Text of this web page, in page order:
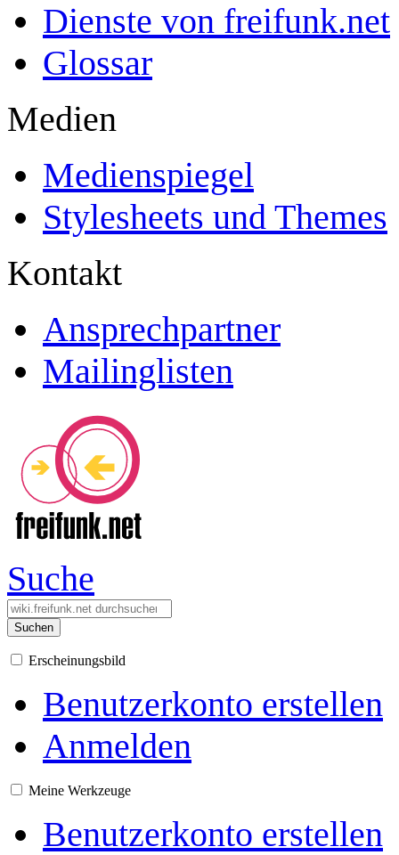
Dienste von freifunk.net
Glossar
Medien
Medienspiegel
Stylesheets und Themes
Kontakt
Ansprechpartner
Mailinglisten
Suche
Suchen
Erscheinungsbild
Benutzerkonto erstellen
Anmelden
Meine Werkzeuge
Benutzerkonto erstellen